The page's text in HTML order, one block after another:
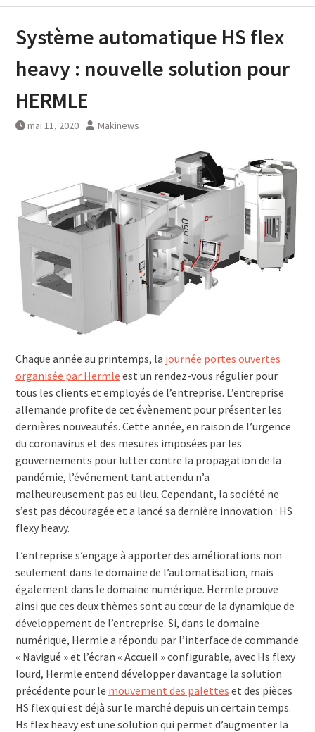
Système automatique HS flex
heavy : nouvelle solution pour
HERMLE
mai 11, 2020 Makinews
Chaque année au printemps, la journée portes ouvertes
organisée par Hermle est un rendez-vous régulier pour
tous les clients et employés de l’entreprise. L’entreprise
allemande profite de cet évènement pour présenter les
dernières nouveautés. Cette année, en raison de l’urgence
du coronavirus et des mesures imposées par les
gouvernements pour lutter contre la propagation de la
pandémie, l’événement tant attendu n’a
malheureusement pas eu lieu. Cependant, la société ne
s’est pas découragée et a lancé sa dernière innovation : HS
flexy heavy.
L’entreprise s’engage à apporter des améliorations non
seulement dans le domaine de l’automatisation, mais
également dans le domaine numérique. Hermle prouve
ainsi que ces deux thèmes sont au cœur de la dynamique de
développement de l’entreprise. Si, dans le domaine
numérique, Hermle a répondu par l’interface de commande
« Navigué » et l’écran « Accueil » configurable, avec Hs flexy
lourd, Hermle entend développer davantage la solution
précédente pour le mouvement des palettes et des pièces
HS flex qui est déjà sur le marché depuis un certain temps.
Hs flex heavy est une solution qui permet d’augmenter la